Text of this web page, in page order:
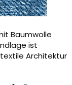
Baumwolle
ist
Architektur